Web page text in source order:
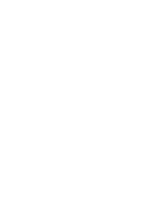
€149.99.